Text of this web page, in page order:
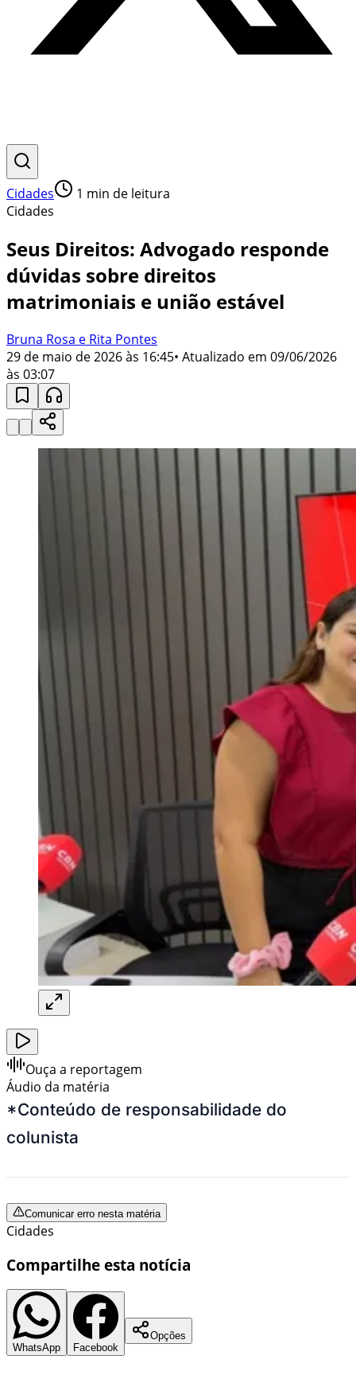
Cidades 1 min de leitura
Cidades
Seus Direitos: Advogado responde
dúvidas sobre direitos
matrimoniais e união estável
Bruna Rosa e Rita Pontes
29 de maio de 2026 às 16:45• Atualizado em 09/06/2026
às 03:07
Ouça a reportagem
Áudio da matéria
*Conteúdo de responsabilidade do
colunista
Comunicar erro nesta matéria
Cidades
Compartilhe esta notícia
WhatsApp Facebook
Opções